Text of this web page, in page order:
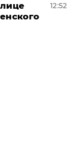
12:52